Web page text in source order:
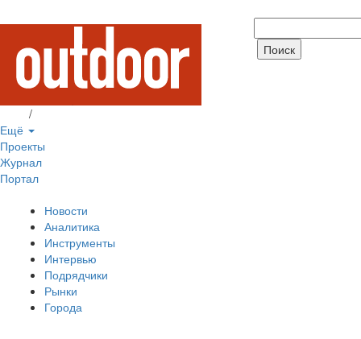
/
Ещё
Проекты
Журнал
Портал
Новости
Аналитика
Инструменты
Интервью
Подрядчики
Рынки
Города